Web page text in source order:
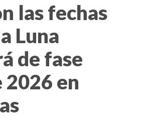
las fechas
Luna
de fase
en